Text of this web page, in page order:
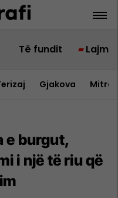
Të fundit Lajme
Gjakova
e burgut,
i një të riu që